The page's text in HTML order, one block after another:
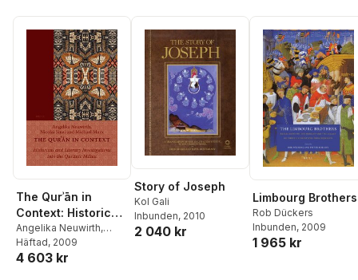
The Qurʾān in
Context: Historical
and Literary
Investigations Into
the Qurʾānic Milieu
Angelika Neuwirth,
Nicolai Sinai
Häftad, 2009
4 603 kr
Story of Joseph
Kol Gali
Inbunden, 2010
2 040 kr
Limbourg Brothers
Rob Dückers
Inbunden, 2009
1 965 kr